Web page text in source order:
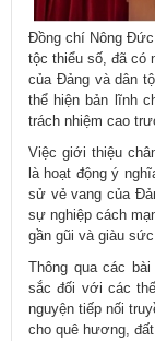
Đồng chí Nông
tộc thiểu số, đã có
của Đảng và dân
thể hiện bản lĩnh
trách nhiệm cao
Việc giới thiệu
là hoạt động ý
sử vẻ vang của
sự nghiệp cách
gần gũi và giàu sức
Thông qua các
sắc đối với các
nguyện tiếp nối
cho quê hương,